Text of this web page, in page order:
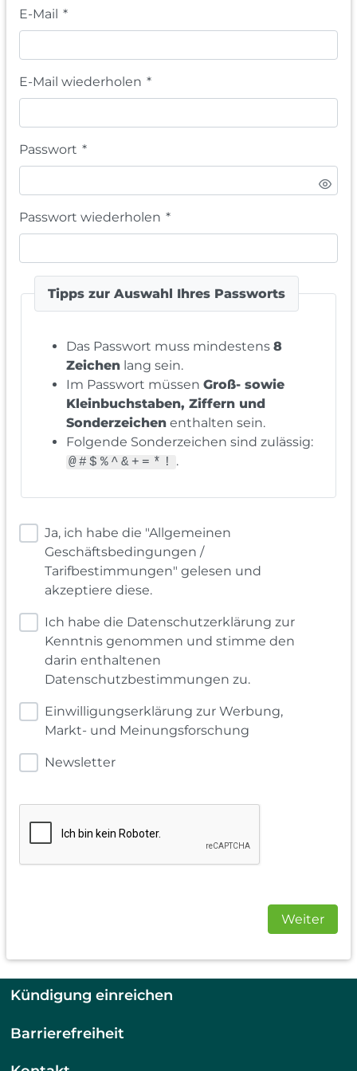
E-Mail *
E-Mail wiederholen *
Passwort *
Passwort wiederholen *
Tipps zur Auswahl Ihres Passworts
Das Passwort muss mindestens 8
Zeichen lang sein.
Im Passwort müssen Groß- sowie
Kleinbuchstaben, Ziffern und
Sonderzeichen enthalten sein.
Folgende Sonderzeichen sind zulässig:
@#$%^&+=*! .
Ja, ich habe die "Allgemeinen
Geschäftsbedingungen /
Tarifbestimmungen" gelesen und
akzeptiere diese.
Ich habe die Datenschutzerklärung zur
Kenntnis genommen und stimme den
darin enthaltenen
Datenschutzbestimmungen zu.
Einwilligungserklärung zur Werbung,
Markt- und Meinungsforschung
Newsletter
Weiter
Kündigung einreichen
Barrierefreiheit